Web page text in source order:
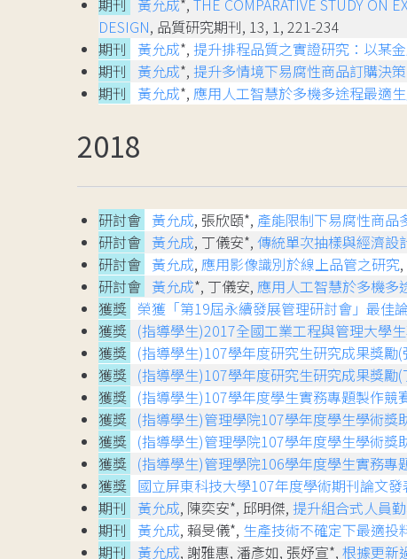
期刊
黃允成*, THE COMPARATIVE STUDY ON
DESIGN, 品質研究期刊, 13, 1, 221-234
期刊
黃允成*, 提升排程品質之實證研究：以某
期刊
黃允成*, 提升多情境下易腐性商品訂購決
期刊
黃允成*, 應用人工智慧於多機多途程最適
2018
研討會 黃允成, 張欣頤*, 產能限制下易腐性商品
研討會 黃允成, 丁儀安*, 傳統單次抽樣與經濟設
研討會 黃允成, 應用影像識別於線上品管之研究
研討會 黃允成*, 丁儀安, 應用人工智慧於多機多
獲獎 榮獲「第19屆永續發展管理研討會」最佳
獲獎 (指導學生)2017全國工業工程與管理大學
獲獎 (指導學生)107學年度研究生研究成果獎勵(
獲獎 (指導學生)107學年度研究生研究成果獎勵(
獲獎 (指導學生)107學年度學生實務專題製作競
獲獎 (指導學生)管理學院107學年度學生學術獎
獲獎 (指導學生)管理學院107學年度學生學術獎
獲獎 (指導學生)管理學院106學年度學生實務專
獲獎 國立屏東科技大學107年度學術期刊論文
期刊
黃允成, 陳奕安*, 邱明傑, 提升組合式人員
期刊
黃允成, 賴旻儀*, 生產技術不確定下最適投
期刊
黃允成, 謝雅惠, 潘彥如, 張妤宣*, 根據更新